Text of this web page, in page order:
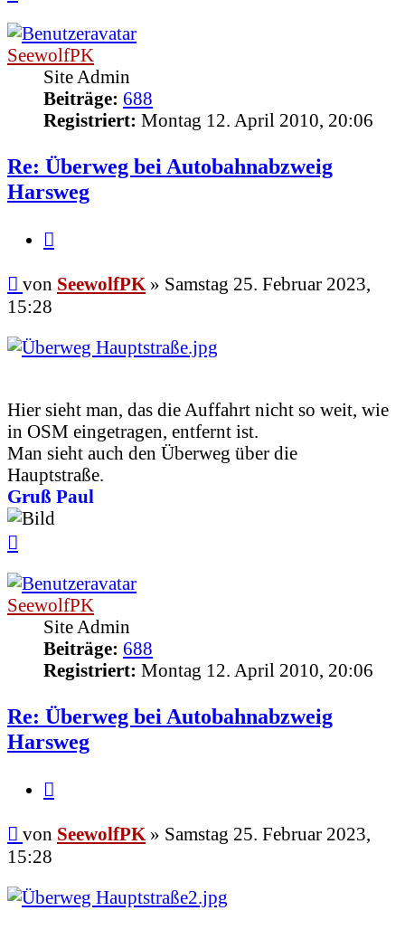
SeewolfPK
Site Admin
Beiträge: 688
Registriert: Montag 12. April 2010, 20:06
Re: Überweg bei Autobahnabzweig
Harsweg
Beitrag
von SeewolfPK » Samstag 25. Februar 2023,
15:28
Hier sieht man, das die Auffahrt nicht so weit, wie
in OSM eingetragen, entfernt ist.
Man sieht auch den Überweg über die
Hauptstraße.
Gruß Paul
oben
SeewolfPK
Site Admin
Beiträge: 688
Registriert: Montag 12. April 2010, 20:06
Re: Überweg bei Autobahnabzweig
Harsweg
Beitrag
von SeewolfPK » Samstag 25. Februar 2023,
15:28